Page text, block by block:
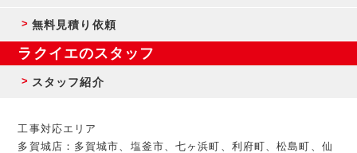
無料見積り依頼
ラクイエのスタッフ
スタッフ紹介
工事対応エリア
多賀城店：多賀城市、塩釜市、七ヶ浜町、利府町、松島町、仙